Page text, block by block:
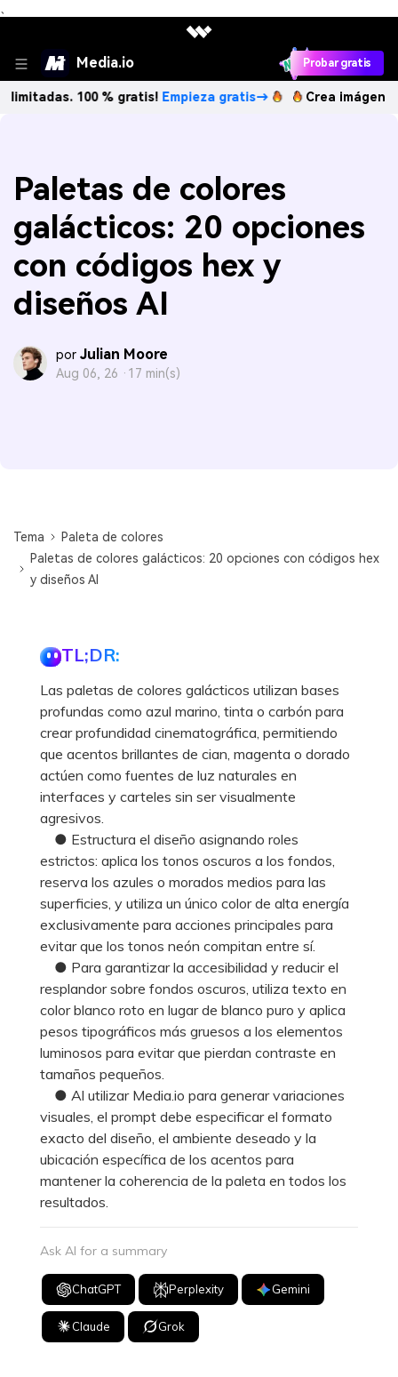
、
Media.io Probar gratis
100 % gratis!Empieza gratis→ Crea imágenes IA
Paletas de colores
galácticos: 20 opciones
con códigos hex y
diseños AI
por Julian Moore
Aug 06, 26 · 17 min(s)
Tema
Paleta de colores
Paletas de colores galácticos: 20 opciones con códigos hex
y diseños AI
TL;DR:
Las paletas de colores galácticos utilizan bases
profundas como azul marino, tinta o carbón para
crear profundidad cinematográfica, permitiendo
que acentos brillantes de cian, magenta o dorado
actúen como fuentes de luz naturales en
interfaces y carteles sin ser visualmente
agresivos.
● Estructura el diseño asignando roles
estrictos: aplica los tonos oscuros a los fondos,
reserva los azules o morados medios para las
superficies, y utiliza un único color de alta energía
exclusivamente para acciones principales para
evitar que los tonos neón compitan entre sí.
● Para garantizar la accesibilidad y reducir el
resplandor sobre fondos oscuros, utiliza texto en
color blanco roto en lugar de blanco puro y aplica
pesos tipográficos más gruesos a los elementos
luminosos para evitar que pierdan contraste en
tamaños pequeños.
● Al utilizar Media.io para generar variaciones
visuales, el prompt debe especificar el formato
exacto del diseño, el ambiente deseado y la
ubicación específica de los acentos para
mantener la coherencia de la paleta en todos los
resultados.
Ask AI for a summary
ChatGPT Perplexity Gemini
Claude Grok